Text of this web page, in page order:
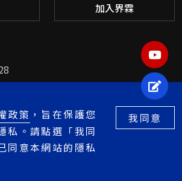
加入界霖
央路58號
股份有限公司. All Right Reserved.Designed by
立即
政策 ，旨在保護您
私。請點選「我同
同意本網站的隱私
我同意